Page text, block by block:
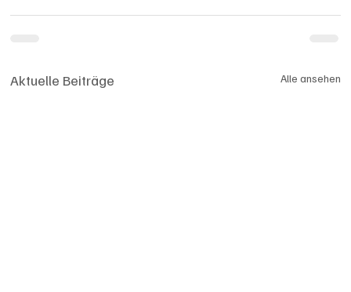
Aktuelle Beiträge Alle ansehen